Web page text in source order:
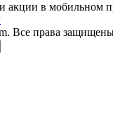
акции в мобильном
Все права